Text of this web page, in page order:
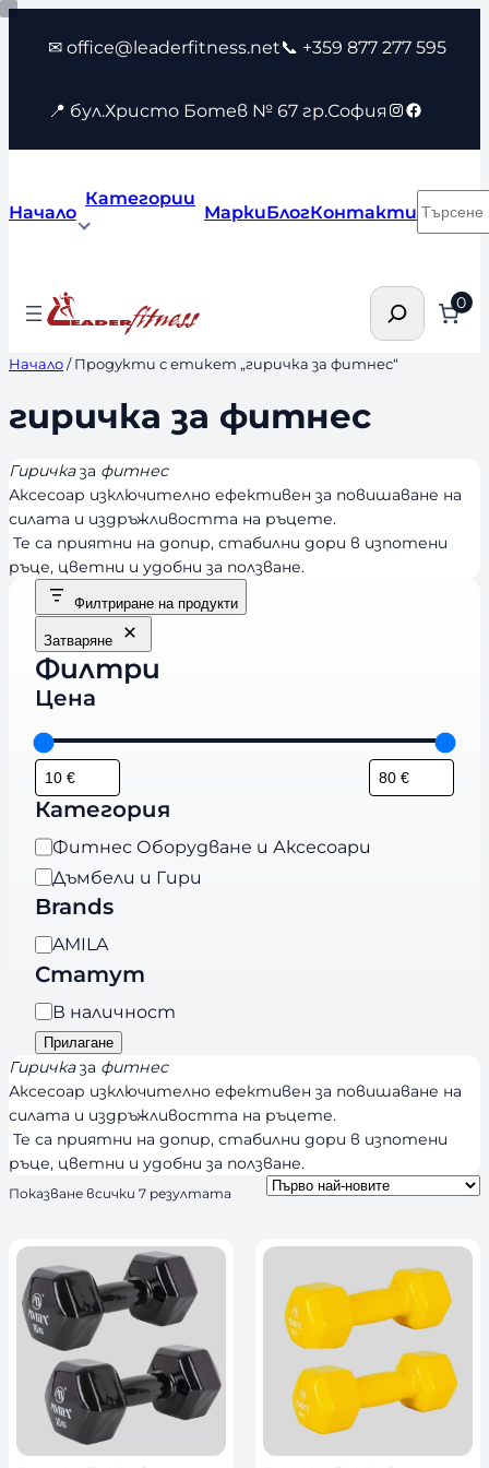
Към
съдържанието
✉ office@leaderfitness.net📞 +359 877 277 595
📍 бул.Христо Ботев № 67 гр.София Instagram
Facebook
Начало
Категории
МаркиБлогКонтакти
Търсене 0
Начало/ Продукти с етикет „гиричка за фитнес“
гиричка за фитнес
Гиричказа фитнес
Аксесоар изключително ефективен за повишаване на
силата и издръжливостта на ръцете.
Те са приятни на допир, стабилни дори в изпотени
ръце, цветни и удобни за ползване.
Филтриране на продукти
Затваряне
Филтри
Цена
Категория
К
а
т
г
о
р
и
я
Фитнес Оборудване и Аксесоари
Дъмбели и Гири
Brands
B
r
a
n
d
s
AMILA
Статут
Н
а
л
и
ч
н
о
с
В наличност
Прилагане
Гиричказа фитнес
Аксесоар изключително ефективен за повишаване на
силата и издръжливостта на ръцете.
Те са приятни на допир, стабилни дори в изпотени
ръце, цветни и удобни за ползване.
Показване всички 7 резултата